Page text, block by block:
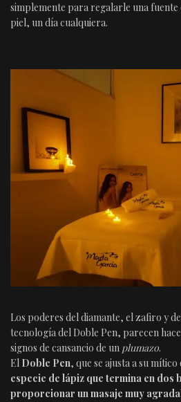
simplemente para regalarle una fuente
piel, un día cualquiera.
Los poderes del diamante, el zafiro y
tecnología del Doble Pen, parecen
signos de cansancio de un plumazo.
El Doble Pen, que se ajusta a su
especie de lápiz que termina en dos
proporcionar un masaje muy